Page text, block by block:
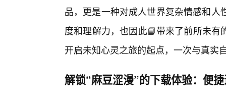
品，更是一种对成人世界复杂情感和
度和理解力，也因此📘带来了前所未
开启未知心灵之旅的起点，一次与真实
解锁“麻豆涩漫”的下载体验：便